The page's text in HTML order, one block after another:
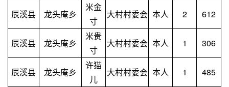
辰溪县 龙头庵乡
米金
寸
大村村委会 本人 2 612
辰溪县 龙头庵乡
米贵
寸
大村村委会 本人 1 306
辰溪县 龙头庵乡
许猫
儿
大村村委会 本人 1 485